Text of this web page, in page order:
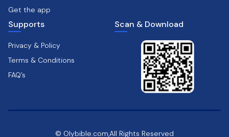
Get the app
Supports
Privacy & Policy
Terms & Conditions
FAQ’s
Scan & Download
© Olybible.com,All Rights Reserved